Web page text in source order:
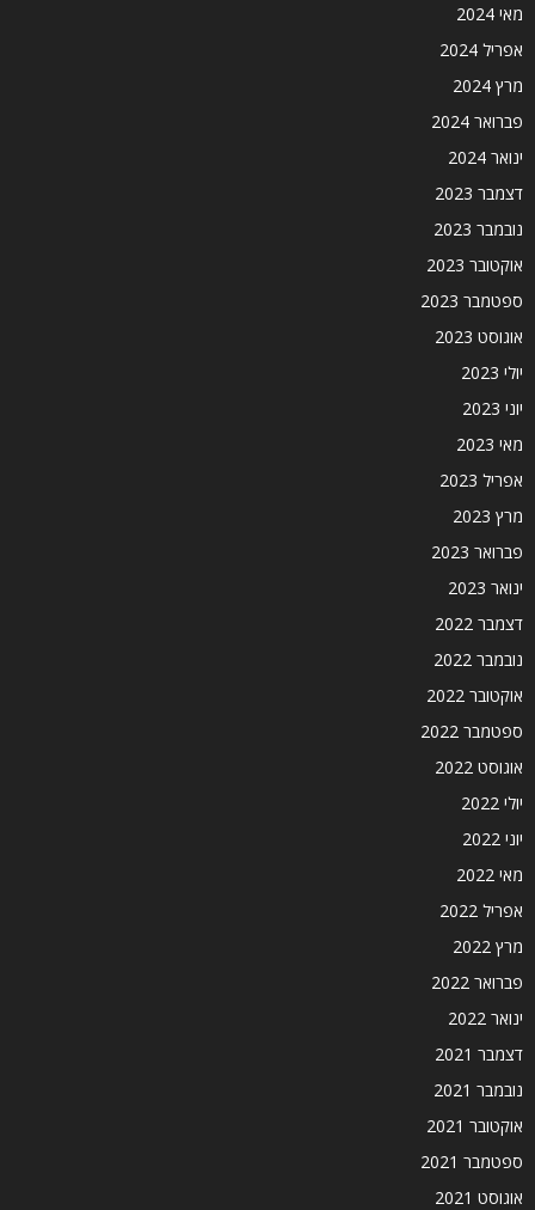
מאי 2024
אפריל 2024
מרץ 2024
פברואר 2024
ינואר 2024
דצמבר 2023
נובמבר 2023
אוקטובר 2023
ספטמבר 2023
אוגוסט 2023
יולי 2023
יוני 2023
מאי 2023
אפריל 2023
מרץ 2023
פברואר 2023
ינואר 2023
דצמבר 2022
נובמבר 2022
אוקטובר 2022
ספטמבר 2022
אוגוסט 2022
יולי 2022
יוני 2022
מאי 2022
אפריל 2022
מרץ 2022
פברואר 2022
ינואר 2022
דצמבר 2021
נובמבר 2021
אוקטובר 2021
ספטמבר 2021
אוגוסט 2021